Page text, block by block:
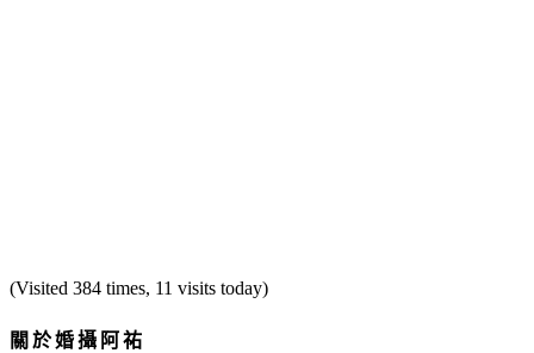
(Visited 384 times, 11 visits today)
關於婚攝阿祐